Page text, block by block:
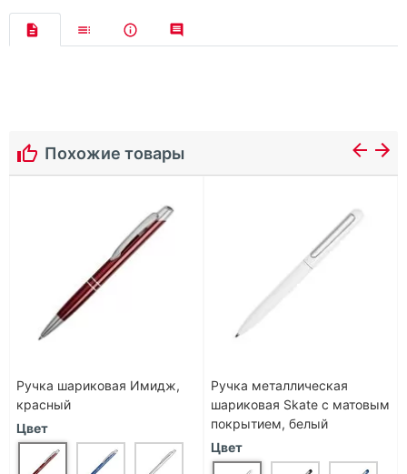
Похожие товары
Ручка шариковая Имидж,
красный
Цвет
Ручка металлическая
шариковая Skate с матовым
покрытием, белый
Цвет